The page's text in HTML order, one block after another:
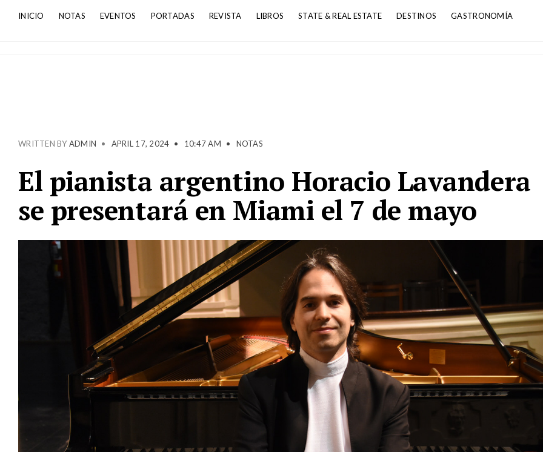
INICIO NOTAS EVENTOS PORTADAS REVISTA LIBROS STATE & REAL ESTATE DESTINOS GASTRONOMÍA
WRITTEN BY ADMIN • APRIL 17, 2024 • 10:47 AM • NOTAS
El pianista argentino Horacio Lavandera
se presentará en Miami el 7 de mayo